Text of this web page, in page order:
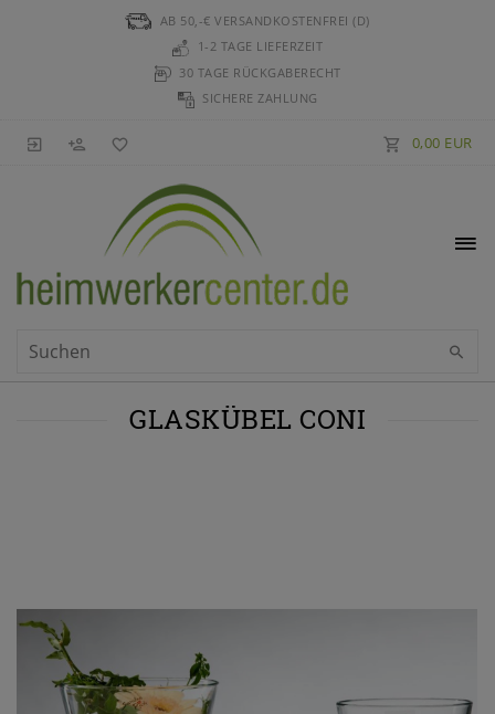
AB 50,-€ VERSANDKOSTENFREI (D)
1-2 TAGE LIEFERZEIT
30 TAGE RÜCKGABERECHT
SICHERE ZAHLUNG
0,00 EUR
GLASKÜBEL CONI